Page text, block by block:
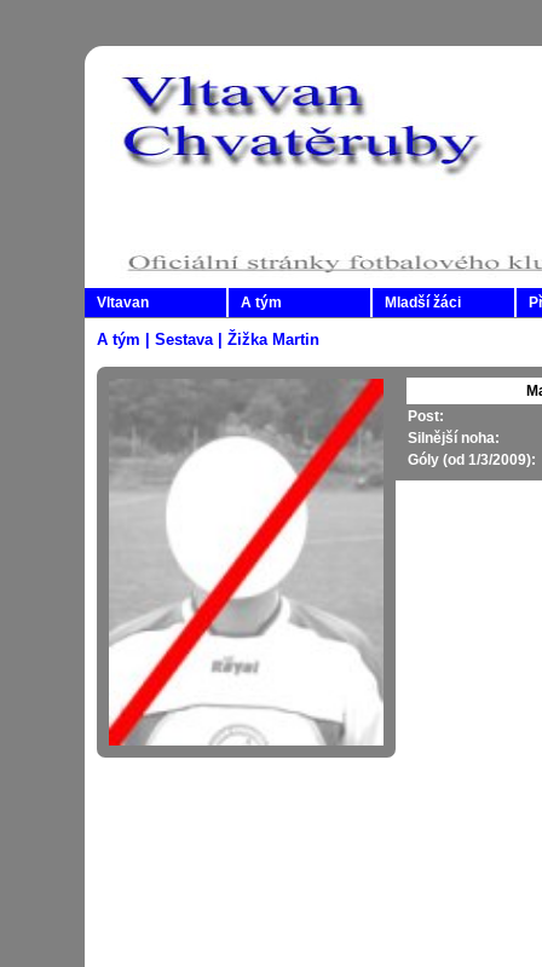
Vltavan A tým Mladší žáci
A tým | Sestava | Žižka Martin
Post:
Silnější noha:
Góly (od 1/3/2009):